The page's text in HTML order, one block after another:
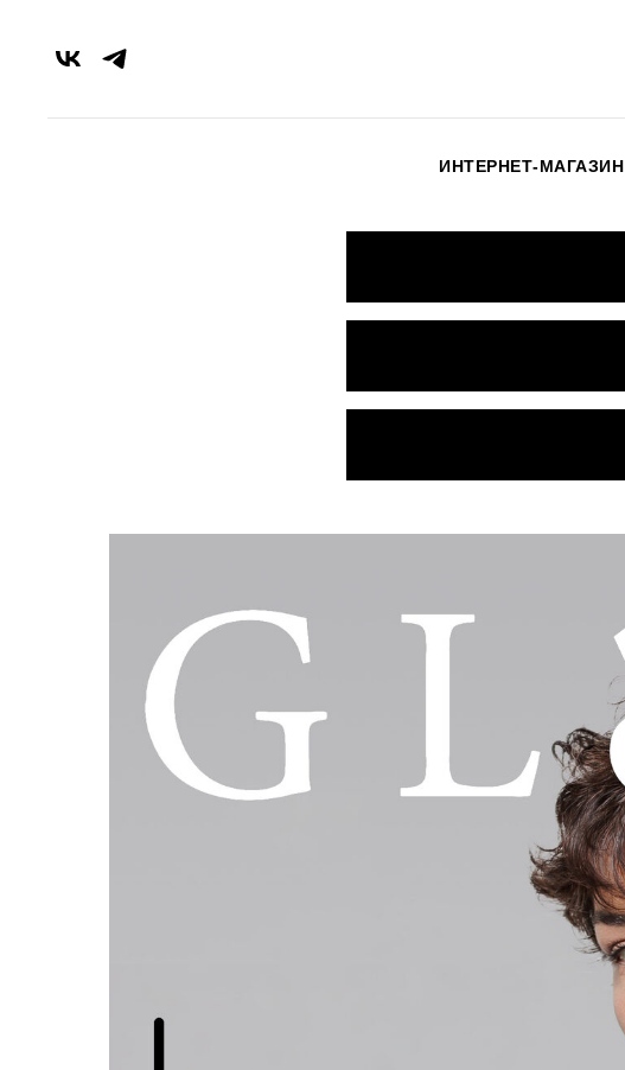
ИНТЕРНЕТ-МАГАЗИН